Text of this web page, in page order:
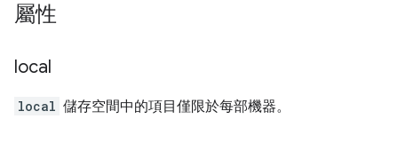
屬性
local
local 儲存空間中的項目僅限於每部機器。